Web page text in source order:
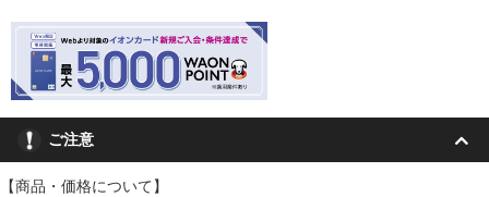
ご注意
【商品・価格について】